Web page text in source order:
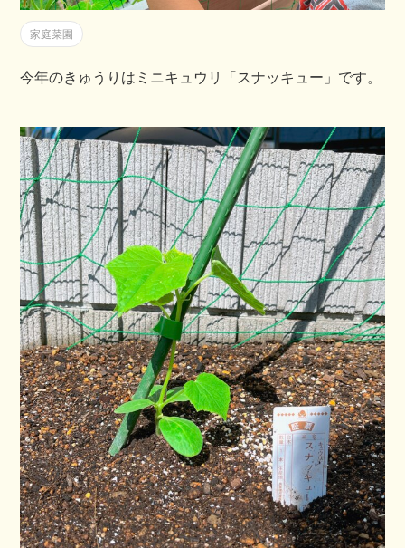
家庭菜園
今年のきゅうりはミニキュウリ「スナッキュー」です。